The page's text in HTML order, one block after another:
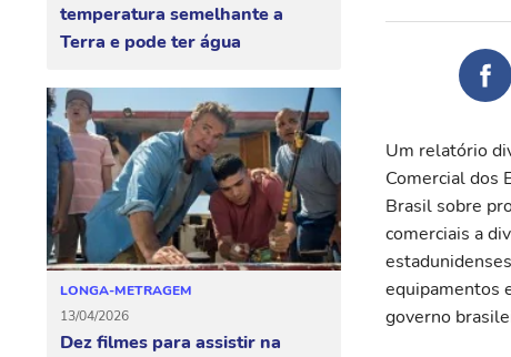
temperatura semelhante a
Terra e pode ter água
LONGA-METRAGEM
13/04/2026
Dez filmes para assistir na
Um relatório
Comercial dos
Brasil sobre
comerciais a
equipamentos
governo